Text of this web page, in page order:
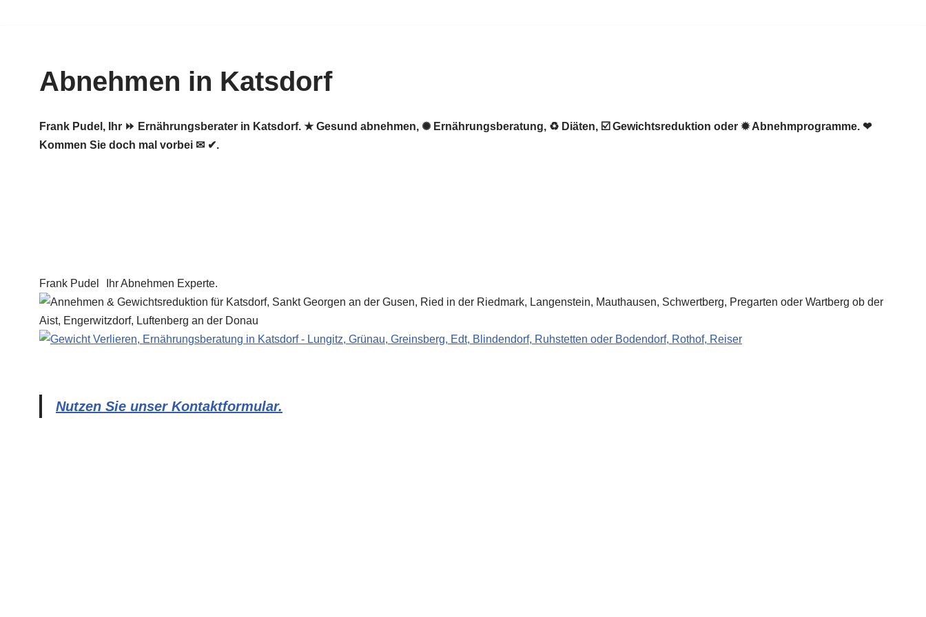
springenAbnehmen in Katsdorf
Frank Pudel, Ihr ⏩ Ernährungsberater in Katsdorf. ★ Gesund abnehmen, ✺ Ernährungsberatung, ♻ Diäten, ☑️ Gewichtsreduktion oder ✹ Abnehmprogramme. ❤
Kommen Sie doch mal vorbei ✉ ✔.
Frank Pudel Ihr Abnehmen Experte.
Nutzen Sie unser Kontaktformular.